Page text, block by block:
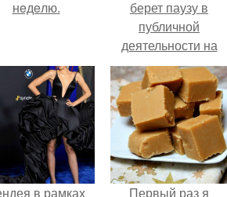
нeдeлю.
берет паузу в
публичной
деятельности на
фоне слухов о
своем здоровье.
в рамках Первый раз я